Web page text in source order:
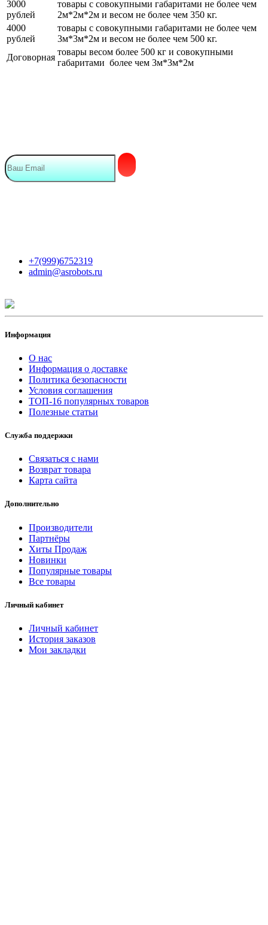
3000
рублей
товары с совокупными габаритами не более чем
2м*2м*2м и весом не более чем 350 кг.
4000
рублей
товары с совокупными габаритами не более чем
3м*3м*2м и весом не более чем 500 кг.
Договорная
товары весом более 500 кг и совокупными
габаритами более чем 3м*3м*2м
+7(999)6752319
admin@asrobots.ru
Информация
О нас
Информация о доставке
Политика безопасности
Условия соглашения
ТОП-16 популярных товаров
Полезные статьи
Служба поддержки
Связаться с нами
Возврат товара
Карта сайта
Дополнительно
Производители
Партнёры
Хиты Продаж
Новинки
Популярные товары
Все товары
Личный кабинет
Личный кабинет
История заказов
Мои закладки